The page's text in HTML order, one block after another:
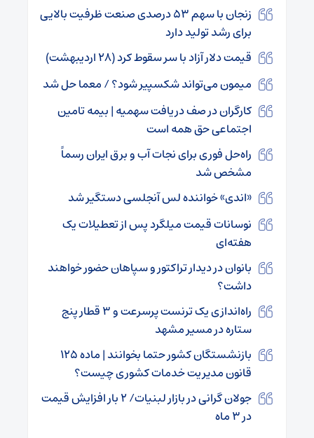
زنجان با سهم ۵۳ درصدی صنعت ظرفیت بالایی
برای رشد تولید دارد
قیمت دلار آزاد با سر سقوط کرد (۲۸ اردیبهشت)
میمون می‌تواند شکسپیر شود؟ / معما حل شد
کارگران در صف دریافت سهمیه | بیمه تامین
اجتماعی حق همه است
راه‌حل فوری برای نجات آب و برق ایران رسماً
مشخص شد
«اندی» خواننده لس آنجلسی دستگیر شد
نوسانات قیمت میلگرد پس از تعطیلات یک
هفته‌ای
بانوان در دیدار تراکتور و سپاهان حضور خواهند
داشت؟
راه‌اندازی یک ترنست پرسرعت و ۳ قطار پنج
ستاره در مسیر مشهد
بازنشستگان کشور حتما بخوانند | ماده ۱۲۵
قانون مدیریت خدمات کشوری چیست؟
جولان گرانی در بازار لبنیات/ ۲ بار افزایش قیمت
در ۳ ماه